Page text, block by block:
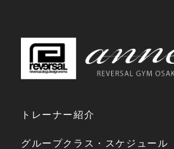
トレーナー紹介
グループクラス・スケジュール